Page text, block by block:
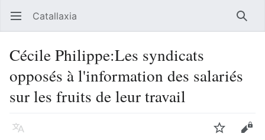
Ouvrir le menu principal Catallaxia
Cécile Philippe:Les syndicats
opposés à l'information des salariés
sur les fruits de leur travail
Langue Suivre